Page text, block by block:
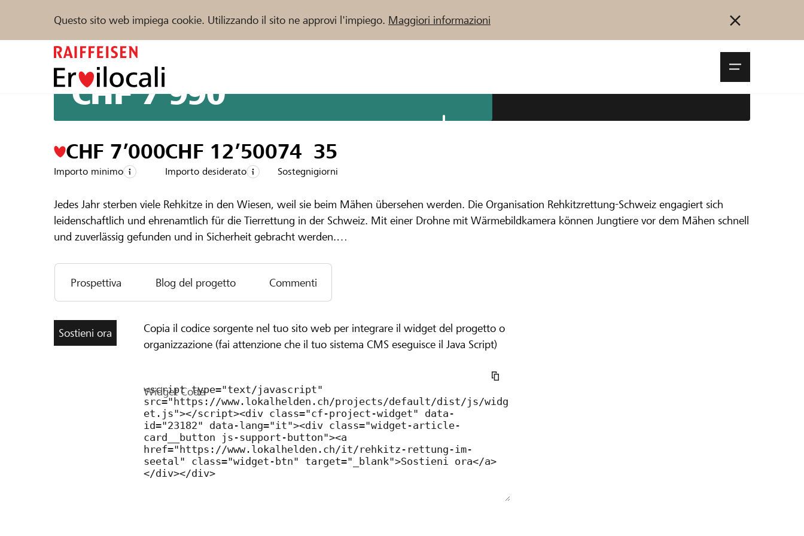
Questo sito web impiega cookie. Utilizzando il sito ne approvi l'impiego. Maggiori informazioni
Sostenere Aiuto & supporto Partner / Banche Raiffeisen Collegarsi Registrazione
Trova progetti e organizzazioni
DE FR IT
Rehkitz-Rettungsdrohne im Seetal
Un progetto della regione dellaRaiffeisenbank Oberseetal
Jedes Jahr sterben viele Rehkitze in den Wiesen, weil sie beim Mähen übersehen werden. Die Organisation Rehkitzrettung-Schweiz engagiert sich
leidenschaftlich und ehrenamtlich für die Tierrettung in der Schweiz. Mit einer Drohne mit Wärmebildkamera können Jungtiere vor dem Mähen schnell
und zuverlässig gefunden und in Sicherheit gebracht werden.
modernste Wärmebild- und Zoomtechnik für präzise Suchflüge auch bei Morgennebel und tiefem Licht.
Gemeinsam können wir einen echten Beitrag zum Tierschutz und zur Bewahrung unserer Natur leisten – jede Unterstützung zählt!
CHF 7’990
CHF 7’000
Importo minimo
CHF 12’500
Importo desiderato
74
Sostegni
35
giorni
Prospettiva Blog del progetto Commenti
Sostieni ora
Copia il codice sorgente nel tuo sito web per integrare il widget del progetto o
organizzazione (fai attenzione che il tuo sistema CMS eseguisce il Java Script)
Widget Code